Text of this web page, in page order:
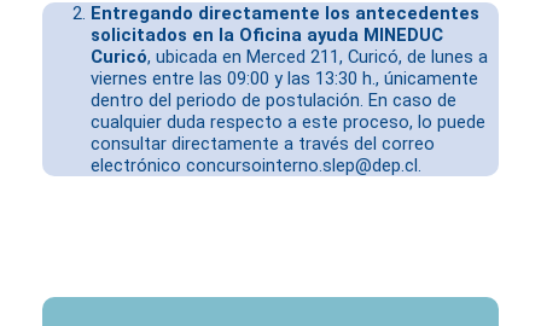
Entregando directamente los antecedentes
solicitados en la Oficina ayuda MINEDUC
Curicó, ubicada en Merced 211, Curicó, de lunes a
viernes entre las 09:00 y las 13:30 h., únicamente
dentro del periodo de postulación. En caso de
cualquier duda respecto a este proceso, lo puede
consultar directamente a través del correo
electrónico concursointerno.slep@dep.cl.